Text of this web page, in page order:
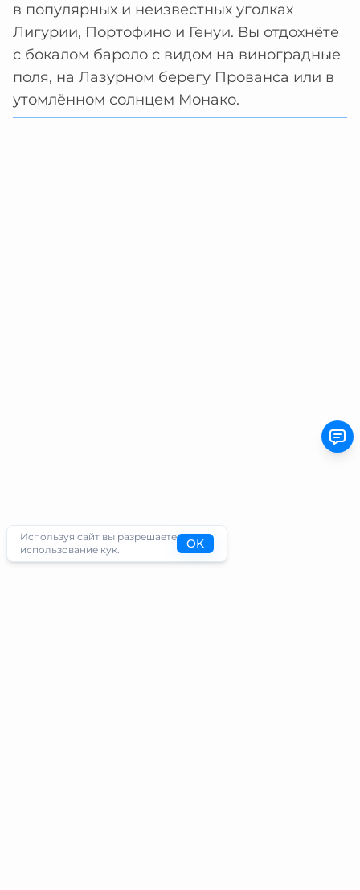
в популярных и неизвестных уголках
Лигурии, Портофино и Генуи. Вы отдохнёте
с бокалом бароло с видом на виноградные
поля, на Лазурном берегу Прованса или в
утомлённом солнцем Монако.
Используя сайт вы разрешаете
использование кук.
OK